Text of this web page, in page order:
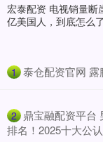
宏泰配资 电视销量断
亿美国人，到底怎么
1 泰仓配资官网 露
2 鼎宝融配资平台
排名！2025十大公